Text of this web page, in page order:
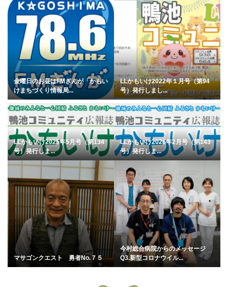
金曜日のお昼はFMぎんが「かもい
けまちづくり情報局...
LLかもいけ2022年１月号（第94
号）発行しまし...
LLかもいけ2025年5月号（第134
号）発行しま...
LLかもいけ2026年2月号（第143
号）発行しま...
マサゴンクエスト 勇者No.７５
今村総合病院からのメッセージ
Q3.新型コロナウイル...